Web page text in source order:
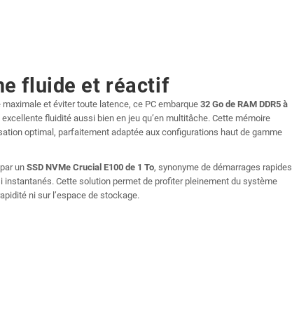
fluide et réactif
et éviter toute latence, ce PC embarque 32 Go de RAM DDR5 à
fluidité aussi bien en jeu qu’en multitâche. Cette mémoire
optimal, parfaitement adaptée aux configurations haut de gamme
un SSD NVMe Crucial E100 de 1 To, synonyme de démarrages rapides
instantanés. Cette solution permet de profiter pleinement du système
ni sur l’espace de stockage.